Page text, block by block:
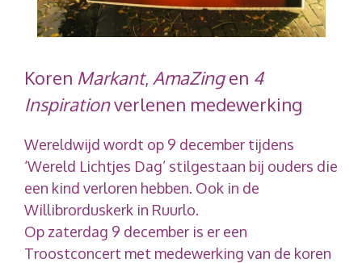
Koren Markant, AmaZingen 4
Inspirationverlenen medewerking
Wereldwijd wordt op 9 december tijdens
‘Wereld Lichtjes Dag’ stilgestaan bij ouders die
een kind verloren hebben. Ook in de
Willibrorduskerk in Ruurlo.
Op zaterdag 9 december is er een
Troostconcert met medewerking van de koren